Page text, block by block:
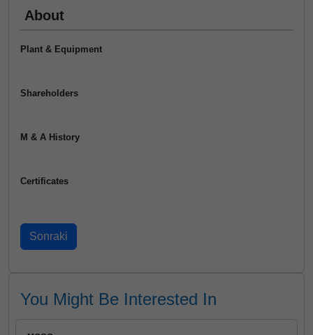
About
Plant & Equipment
Shareholders
M & A History
Certificates
You Might Be Interested In